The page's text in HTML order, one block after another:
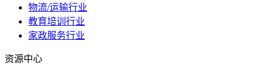
物流/运输行业
教育培训行业
家政服务行业
资源中心